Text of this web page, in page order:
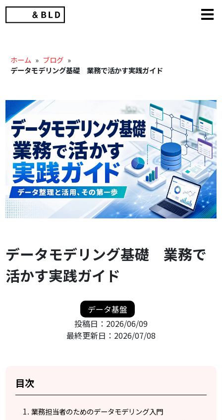
Skip
content
ホーム » ブログ »
データモデリング基礎 業務で活かす実践ガイド
データモデリング基礎 業務で
活かす実践ガイド
データ基盤
投稿日： 2026/06/09
最終更新日： 2026/07/08
目次
業務担当者のためのデータモデリング入門